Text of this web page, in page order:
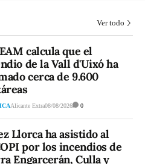
Ver todo
calcula que el
de la Vall d'Uixó ha
cerca de 9.600
Alicante Extra08/08/2026 0
Llorca ha asistido al
por los incendios de
Engarcerán, Culla y